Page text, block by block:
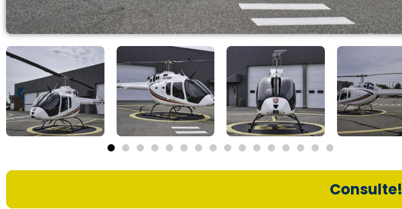
Consulte!